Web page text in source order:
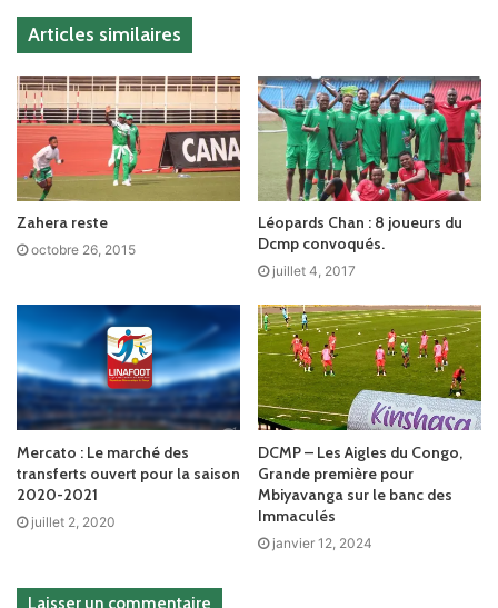
Articles similaires
Zahera reste
octobre 26, 2015
Léopards Chan : 8 joueurs du
Dcmp convoqués.
juillet 4, 2017
Mercato : Le marché des
transferts ouvert pour la saison
2020-2021
juillet 2, 2020
DCMP – Les Aigles du Congo,
Grande première pour
Mbiyavanga sur le banc des
Immaculés
janvier 12, 2024
Laisser un commentaire